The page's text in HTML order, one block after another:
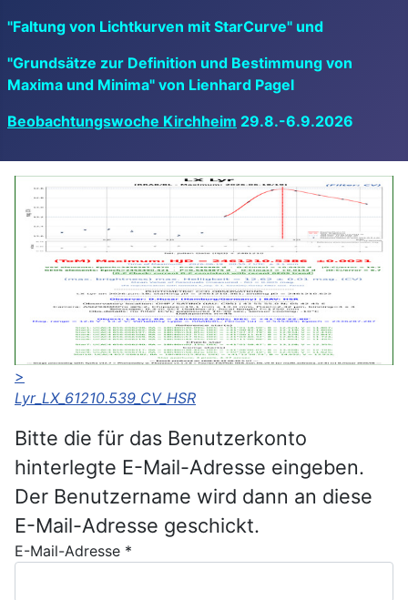
"Faltung von Lichtkurven mit StarCurve" und
"Grundsätze zur Definition und Bestimmung von
Maxima und Minima" von Lienhard Pagel
Beobachtungswoche Kirchheim 29.8.-6.9.2026
>
Lyr_LX_61210.539_CV_HSR
Bitte die für das Benutzerkonto
hinterlegte E-Mail-Adresse eingeben.
Der Benutzername wird dann an diese
E-Mail-Adresse geschickt.
E-Mail-Adresse *